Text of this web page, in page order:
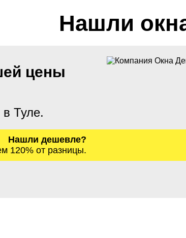
Нашли
цены
Туле.
Нашли дешевле?
120% от разницы.